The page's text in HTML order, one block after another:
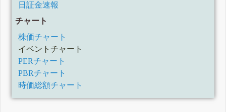
日証金速報
チャート
株価チャート
イベントチャート
PERチャート
PBRチャート
時価総額チャート